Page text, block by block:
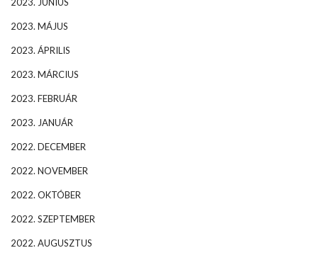
2023. MÁJUS
2023. ÁPRILIS
2023. MÁRCIUS
2023. FEBRUÁR
2023. JANUÁR
2022. DECEMBER
2022. NOVEMBER
2022. OKTÓBER
2022. SZEPTEMBER
2022. AUGUSZTUS